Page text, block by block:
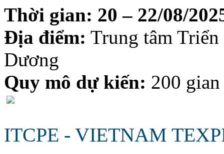
Thời gian: 20 – 22/08/
Địa điểm: Trung tâm
Dương
Quy mô dự kiến: 200
ITCPE - VIETNAM